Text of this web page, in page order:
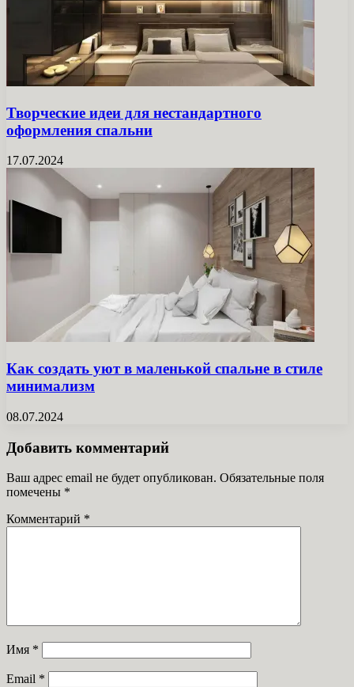
Творческие идеи для нестандартного
оформления спальни
17.07.2024
Как создать уют в маленькой спальне в стиле
минимализм
08.07.2024
Добавить комментарий
Ваш адрес email не будет опубликован. Обязательные поля
помечены *
Комментарий *
Имя *
Email *